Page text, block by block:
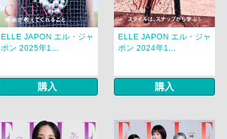
ELLE JAPON エル・ジャ
ポン 2025年1...
購入
ELLE JAPON エル・ジャ
ポン 2024年1...
購入